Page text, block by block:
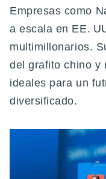
Empresas como
a escala en EE.
multimillonarios.
del grafito chino y
ideales para un
diversificado.